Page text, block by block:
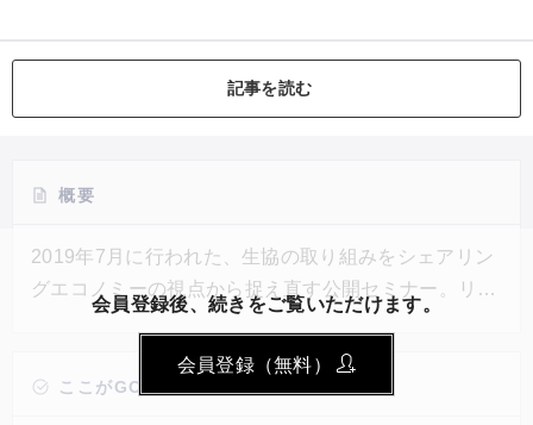
記事を読む
概要
2019年7月に行われた、生協の取り組みをシェアリン
グエコノミーの視点から捉え直す公開セミナー。リア
ルなつながりや助け合いを大切にしてきた生協には職
員と組合員、そして組合員同士の声を聞くことに慣れ
ているからこそ、利用者のニーズや実態に合ったサー
ここがGOOD!
会員登録後、続きをご覧いただけます。
会員登録（無料）